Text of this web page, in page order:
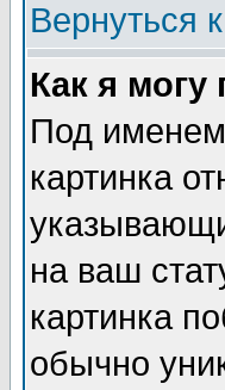
Вернуться
Как я
Под именем
картинка
на ваш
картинка
обычно